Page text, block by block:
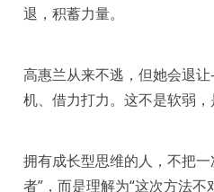
退，积蓄力量。
高惠兰从来不逃，但她会退
机、借力打力。这不是软弱，
拥有成长型思维的人，不把
者”，而是理解为“这次方法不